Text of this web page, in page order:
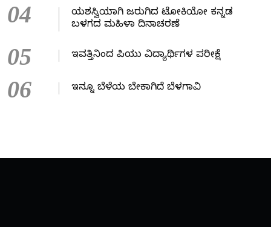
04
ಯಶಸ್ವಿಯಾಗಿ ಜರುಗಿದ ಟೋಕಿಯೋ ಕನ್ನಡ
ಬಳಗದ ಮಹಿಳಾ ದಿನಾಚರಣೆ
05 ಇವತ್ತಿನಿಂದ ಪಿಯು ವಿದ್ಯಾರ್ಥಿಗಳ ಪರೀಕ್ಷೆ
06 ಇನ್ನೂ ಬೆಳೆಯ ಬೇಕಾಗಿದೆ ಬೆಳಗಾವಿ